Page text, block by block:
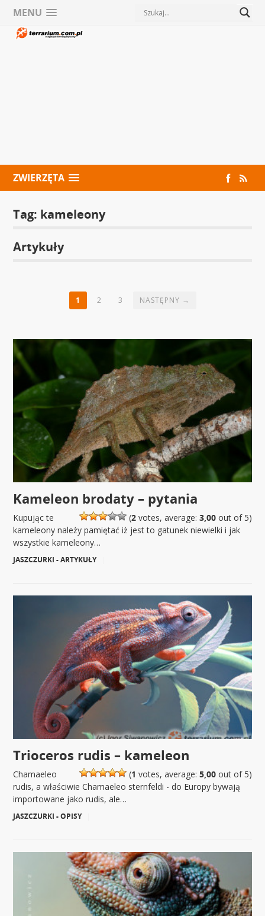
MENU
ZWIERZĘTA
Tag: kameleony
Artykuły
1 2 3 NASTĘPNY →
Kameleon brodaty – pytania
(2votes, average: 3,00out of 5)
Kupując te
kameleony należy pamiętać iż jest to gatunek niewielki i jak
wszystkie kameleony…
JASZCZURKI - ARTYKUŁY
Trioceros rudis – kameleon
(1 votes, average: 5,00out of 5)
Chamaeleo
rudis, a właściwie Chamaeleo sternfeldi - do Europy bywają
importowane jako rudis, ale…
JASZCZURKI - OPISY